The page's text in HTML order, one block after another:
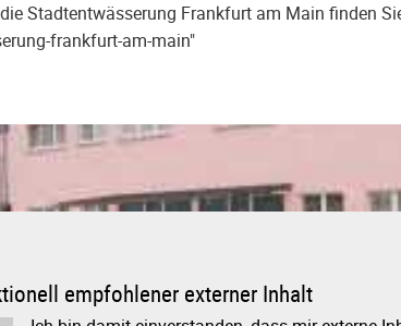
Stadtentwässerung Frankfurt am Main finden
frankfurt-am-main"
empfohlener externer Inhalt